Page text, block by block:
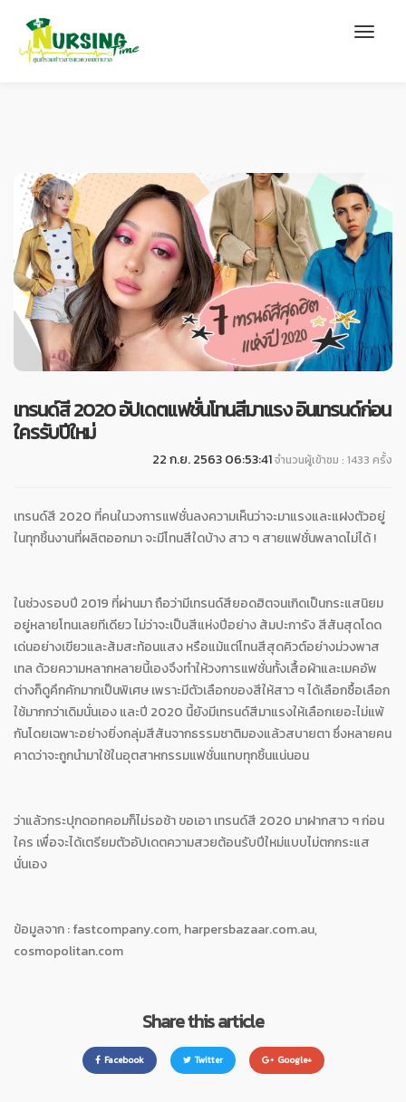
เทรนด์สี 2020 อัปเดตแฟชั่นโทนสีมาแรง อินเทรนด์ก่อน
ใครรับปีใหม่
22 ก.ย. 2563 06:53:41จำนวนผู้เข้าชม : 1433 ครั้ง
เทรนด์สี 2020 ที่คนในวงการแฟชั่นลงความเห็นว่าจะมาแรงและแฝงตัวอยู่
ในทุกชิ้นงานที่ผลิตออกมา จะมีโทนสีใดบ้าง สาว ๆ สายแฟชั่นพลาดไม่ได้ !
ในช่วงรอบปี 2019 ที่ผ่านมา ถือว่ามีเทรนด์สียอดฮิตจนเกิดเป็นกระแสนิยม
อยู่หลายโทนเลยทีเดียว ไม่ว่าจะเป็นสีแห่งปีอย่าง ส้มปะการัง สีสันสุดโดด
เด่นอย่างเขียวและส้มสะท้อนแสง หรือแม้แต่โทนสีสุดคิวต์อย่างม่วงพาส
เทล ด้วยความหลากหลายนี้เองจึงทำให้วงการแฟชั่นทั้งเสื้อผ้าและเมคอัพ
ต่างก็ดูคึกคักมากเป็นพิเศษ เพราะมีตัวเลือกของสีให้สาว ๆ ได้เลือกซื้อเลือก
ใช้มากกว่าเดิมนั่นเอง และปี 2020 นี้ยังมีเทรนด์สีมาแรงให้เลือกเยอะไม่แพ้
กันโดยเฉพาะอย่างยิ่งกลุ่มสีสันจากธรรมชาติมองแล้วสบายตา ซึ่งหลายคน
คาดว่าจะถูกนำมาใช้ในอุตสาหกรรมแฟชั่นแทบทุกชิ้นแน่นอน
ว่าแล้วกระปุกดอทคอมก็ไม่รอช้า ขอเอา เทรนด์สี 2020 มาฝากสาว ๆ ก่อน
ใคร เพื่อจะได้เตรียมตัวอัปเดตความสวยต้อนรับปีใหม่แบบไม่ตกกระแส
นั่นเอง
ข้อมูลจาก : fastcompany.com, harpersbazaar.com.au,
cosmopolitan.com
Share this article
Facebook Twitter Google+